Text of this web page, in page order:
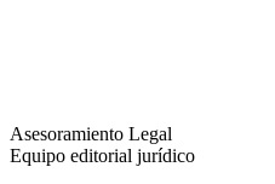
Asesoramiento Legal
Equipo editorial jurídico